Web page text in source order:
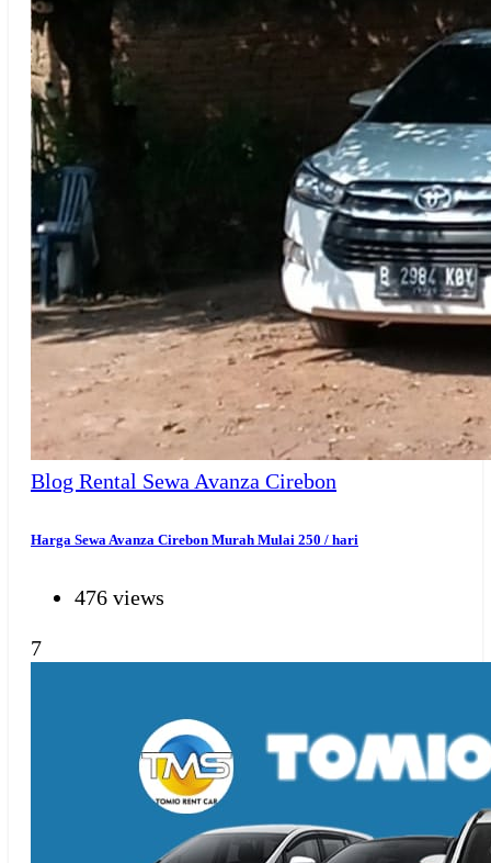
Blog Rental Sewa Avanza Cirebon
Harga Sewa Avanza Cirebon Murah Mulai 250 / hari
476 views
7